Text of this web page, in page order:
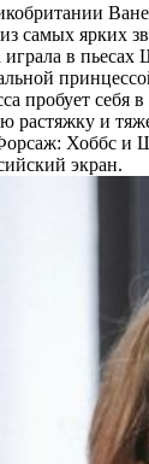
самых ярких
играла в
пробует себя в
растяжку и
Хоббс и
экран.